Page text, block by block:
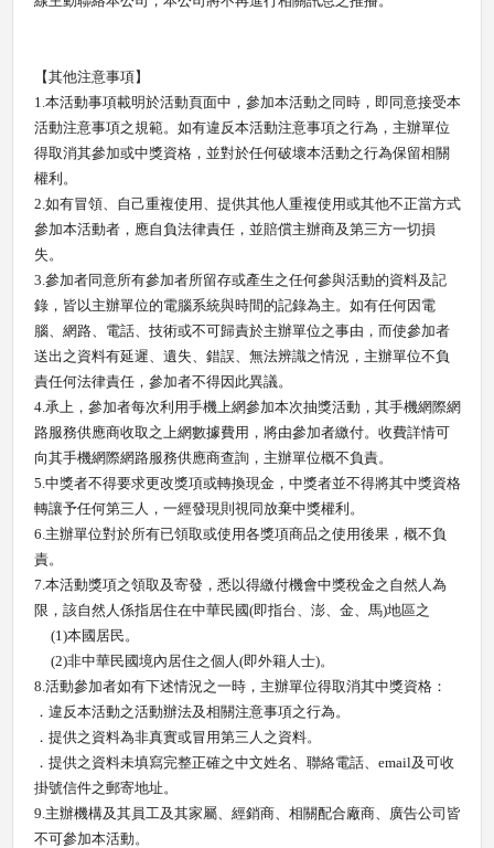
【其他注意事項】
1. 本活動事項載明於活動頁面中，參加本活動之同時，即同意接受本
活動注意事項之規範。如有違反本活動注意事項之行為，主辦單位
得取消其參加或中獎資格，並對於任何破壞本活動之行為保留相關
權利。
2. 如有冒領、自己重複使用、提供其他人重複使用或其他不正當方式
參加本活動者，應自負法律責任，並賠償主辦商及第三方一切損
失。
3. 參加者同意所有參加者所留存或產生之任何參與活動的資料及記
錄，皆以主辦單位的電腦系統與時間的記錄為主。如有任何因電
腦、網路、電話、技術或不可歸責於主辦單位之事由，而使參加者
送出之資料有延遲、遺失、錯誤、無法辨識之情況，主辦單位不負
責任何法律責任，參加者不得因此異議。
4. 承上，參加者每次利用手機上網參加本次抽獎活動，其手機網際網
路服務供應商收取之上網數據費用，將由參加者繳付。收費詳情可
向其手機網際網路服務供應商查詢，主辦單位概不負責。
5. 中獎者不得要求更改獎項或轉換現金，中獎者並不得將其中獎資格
轉讓予任何第三人，一經發現則視同放棄中獎權利。
6. 主辦單位對於所有已領取或使用各獎項商品之使用後果，概不負
責。
7. 本活動獎項之領取及寄發，悉以得繳付機會中獎稅金之自然人為
限，該自然人係指居住在中華民國(即指台、澎、金、馬)地區之
(1)本國居民。
(2)非中華民國境內居住之個人 (即外籍人士)。
8. 活動參加者如有下述情況之一時，主辦單位得取消其中獎資格：
．違反本活動之活動辦法及相關注意事項之行為。
．提供之資料為非真實或冒用第三人之資料。
．提供之資料未填寫完整正確之中文姓名、聯絡電話、 email及可收
掛號信件之郵寄地址。
9. 主辦機構及其員工及其家屬、經銷商、相關配合廠商、廣告公司皆
不可參加本活動。